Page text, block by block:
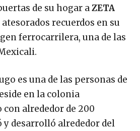
de su hogar aZETA
recuerdos en su
ferrocarrilera, una de las
es una de las personas de
en la colonia
alrededor de 200
y desarrolló alrededor del